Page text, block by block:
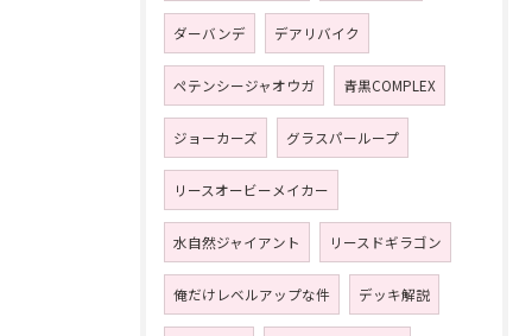
ダーバンデ デアリバイク
ペテンシージャオウガ 青黒COMPLEX
ジョーカーズ グラスパーループ
リースオービーメイカー
水自然ジャイアント リースドギラゴン
俺だけレベルアップな件 デッキ解説